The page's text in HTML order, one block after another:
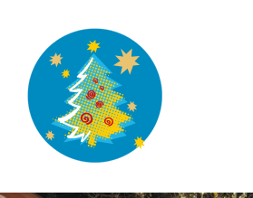
springen